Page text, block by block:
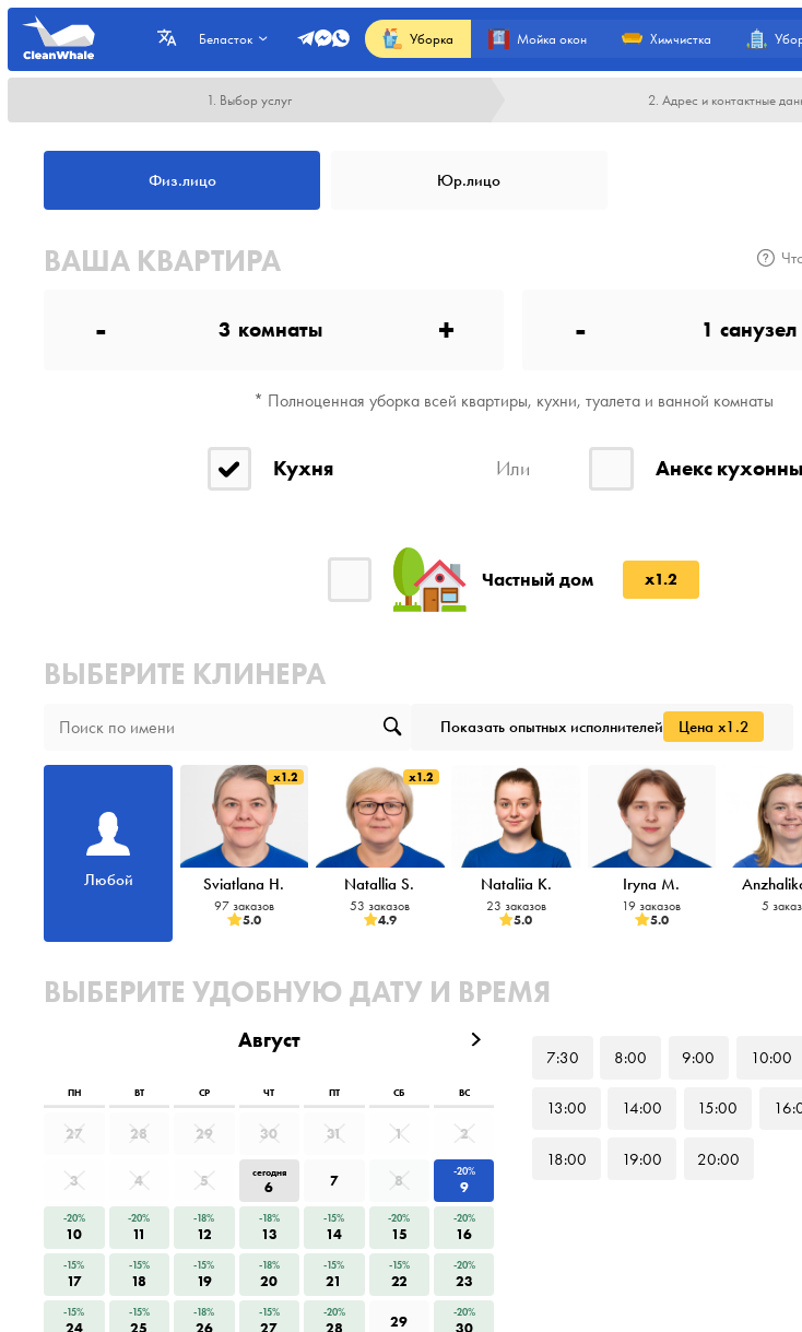
Беласток Уборка Мойка окон Химчистка
1. Выбор услуг 2. Адрес и контактные
Физ.лицо Юр.лицо
ВАША КВАРТИРА
- 3 комнаты + - 1 санузел
* Полноценная уборка всей квартиры, кухни, туалета и ванной комнаты
Кухня Или Анекс
Частный дом x1.2
ВЫБЕРИТЕ КЛИНЕРА
Показать опытных исполнителей Цена x1.2
Любой
x1.2
Sviatlana H.
97 заказов
5.0
x1.2
Natallia S.
53 заказов
4.9
Nataliia K.
23 заказов
5.0
Iryna M.
19 заказов
5.0
5
ВЫБЕРИТЕ УДОБНУЮ ДАТУ И ВРЕМЯ
Август
ПН ВТ СР ЧТ ПТ СБ ВС
27 28 29 30 31 1 2
3 4 5 сегодня
6 7 8 -20%
9
-20%
10
-20%
11
-18%
12
-18%
13
-15%
14
-20%
15
-20%
16
-15%
17
-15%
18
-15%
19
-18%
20
-15%
21
-15%
22
-20%
23
-15%
24
-15%
25
-18%
26
-15%
27
-20%
28 29 -20%
30
7:30 8:00 9:00 10:00
13:00 14:00 15:00 16
18:00 19:00 20:00